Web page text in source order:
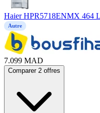
Haier HPR5718ENMX 464
Autre
7.099 MAD
Comparer 2 offres